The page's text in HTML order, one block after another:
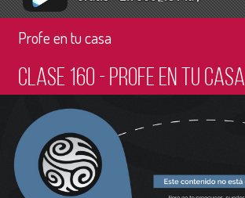
Profe en tu casa
Clase 160 - Profe en tu casa